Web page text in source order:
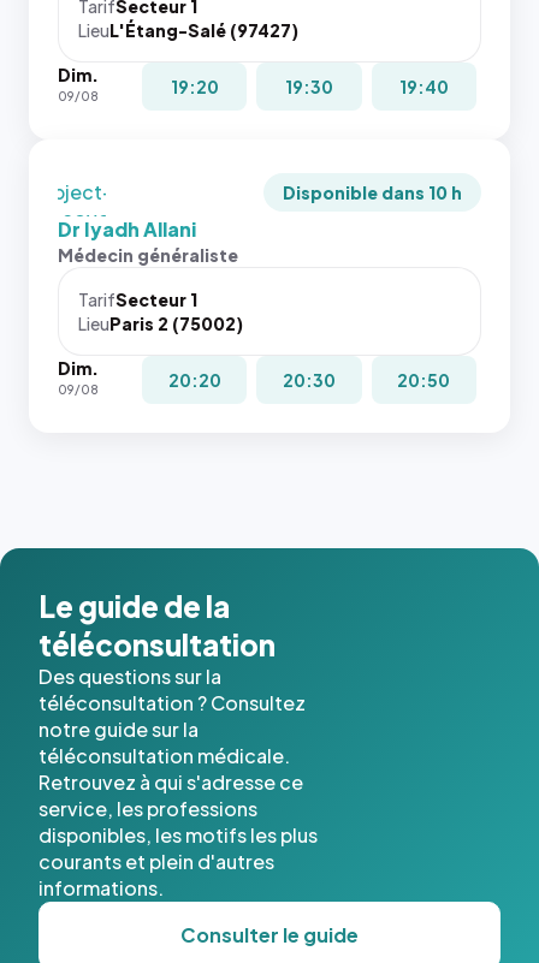
TarifSecteur 1
LieuL'Étang-Salé (97427)
Dim.
09/08 19:20 19:30 19:40
juste à
toutes les
puisque la
`object-
fit: cover`.
Sans ces
navigateur
pas la
place, et
cas. #}
Disponible dans 10 h
Dr Iyadh Allani
Médecin généraliste
TarifSecteur 1
LieuParis 2 (75002)
Dim.
09/08 20:20 20:30 20:50
Le guide de la
téléconsultation
Des questions sur la
téléconsultation ? Consultez
notre guide sur la
téléconsultation médicale.
Retrouvez à qui s'adresse ce
service, les professions
disponibles, les motifs les plus
courants et plein d'autres
informations.
Consulter le guide